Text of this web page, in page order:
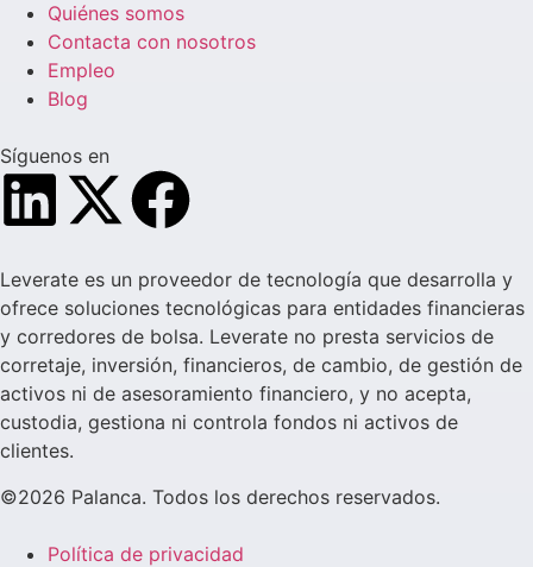
Quiénes somos
Contacta con nosotros
Empleo
Blog
Síguenos en
Leverate es un proveedor de tecnología que desarrolla y
ofrece soluciones tecnológicas para entidades financieras
y corredores de bolsa. Leverate no presta servicios de
corretaje, inversión, financieros, de cambio, de gestión de
activos ni de asesoramiento financiero, y no acepta,
custodia, gestiona ni controla fondos ni activos de
clientes.
©2026 Palanca. Todos los derechos reservados.
Política de privacidad